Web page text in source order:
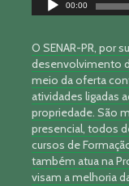
00:00
O SENAR-PR, por
desenvolvimento
meio da oferta
atividades ligadas
propriedade. São
presencial, todos
cursos de
também atua na
visam a melhoria